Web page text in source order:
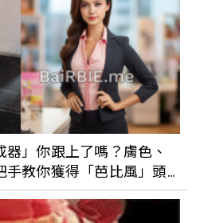
」你跟上了嗎？膚色、
教你獲得「芭比風」頭